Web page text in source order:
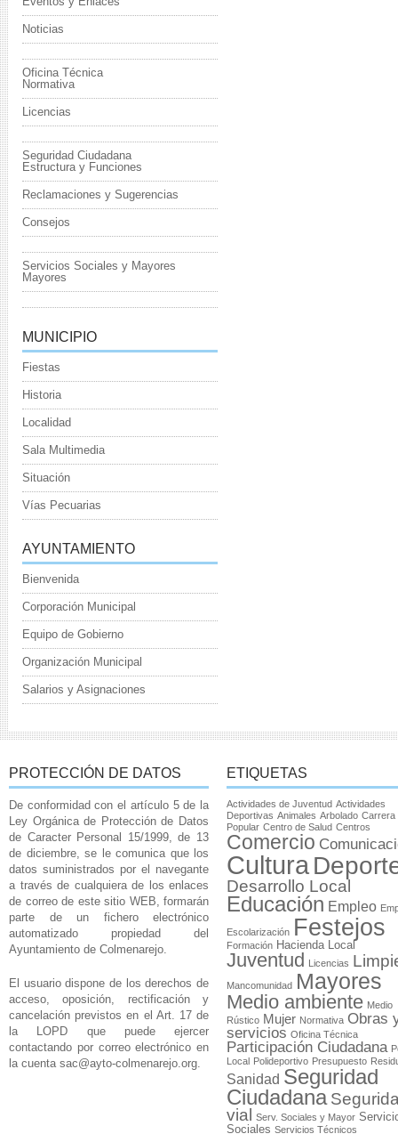
Noticias
Oficina Técnica
Normativa
Licencias
Seguridad Ciudadana
Estructura y Funciones
Reclamaciones y Sugerencias
Consejos
Servicios Sociales y Mayores
Mayores
MUNICIPIO
Fiestas
Historia
Localidad
Sala Multimedia
Situación
Vías Pecuarias
AYUNTAMIENTO
Bienvenida
Corporación Municipal
Equipo de Gobierno
Organización Municipal
Salarios y Asignaciones
PROTECCIÓN DE DATOS
De conformidad con el artículo 5 de la
Ley Orgánica de Protección de Datos
de Caracter Personal 15/1999, de 13
de diciembre, se le comunica que los
datos suministrados por el navegante
a través de cualquiera de los enlaces
de correo de este sitio WEB, formarán
parte de un fichero electrónico
automatizado propiedad del
Ayuntamiento de Colmenarejo.
El usuario dispone de los derechos de
acceso, oposición, rectificación y
cancelación previstos en el Art. 17 de
la LOPD que puede ejercer
contactando por correo electrónico en
la cuenta sac@ayto-colmenarejo.org.
ETIQUETAS
Actividades de Juventud Actividades
Deportivas Animales Arbolado Carrera
Popular Centro de Salud Centros
Comercio
Cultura
Desarrollo Local
Educación Empleo
Escolarización Festejos
Formación Hacienda Local
Juventud Licencias
Mancomunidad Mayores
Medio ambiente Medio
Rústico Mujer Normativa Obras
servicios Oficina Técnica
Participación Ciudadana
Local Polideportivo Presupuesto
Sanidad Seguridad
Ciudadana
vial
Serv. Sociales y Mayor
Sociales Servicios Técnicos